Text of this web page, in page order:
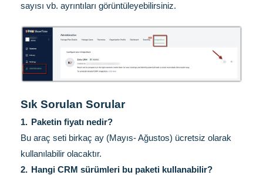
sayısı vb. ayrıntıları görüntüleyebilirsiniz.
Sık Sorulan Sorular
1. Paketin fiyatı nedir?
Bu araç seti birkaç ay (Mayıs- Ağustos) ücretsiz olarak
kullanılabilir olacaktır.
2. Hangi CRM sürümleri bu paketi kullanabilir?